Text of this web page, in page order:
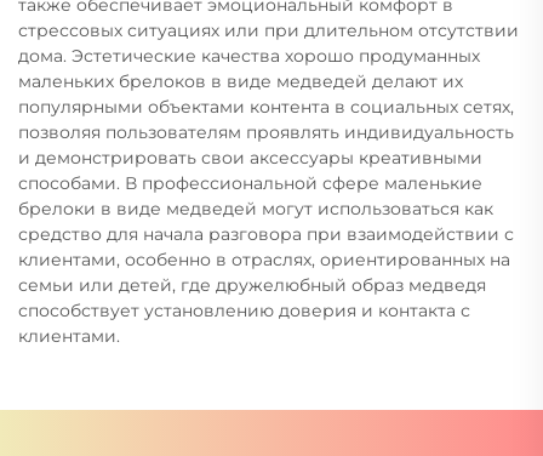
также обеспечивает эмоциональный комфорт в
стрессовых ситуациях или при длительном отсутствии
дома. Эстетические качества хорошо продуманных
маленьких брелоков в виде медведей делают их
популярными объектами контента в социальных сетях,
позволяя пользователям проявлять индивидуальность
и демонстрировать свои аксессуары креативными
способами. В профессиональной сфере маленькие
брелоки в виде медведей могут использоваться как
средство для начала разговора при взаимодействии с
клиентами, особенно в отраслях, ориентированных на
семьи или детей, где дружелюбный образ медведя
способствует установлению доверия и контакта с
клиентами.